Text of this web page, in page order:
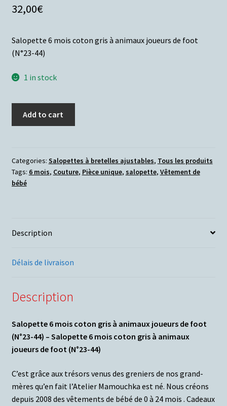
32,00€
Salopette 6 mois coton gris à animaux joueurs de foot
(N°23-44)
1 in stock
Add to cart
Categories: Salopettes à bretelles ajustables, Tous les produits
Tags: 6 mois, Couture, Pièce unique, salopette, Vêtement de
bébé
Description
Délais de livraison
Description
Salopette 6 mois coton gris à animaux joueurs de foot
(N°23-44) – Salopette 6 mois coton gris à animaux
joueurs de foot (N°23-44)
C’est grâce aux trésors venus des greniers de nos grand-
mères qu’en fait l’Atelier Mamouchka est né. Nous créons
depuis 2008 des vêtements de bébé de 0 à 24 mois . Cadeaux